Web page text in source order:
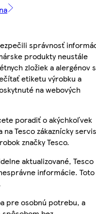
správnosť
produkty neustále
zložiek a alergénov
etiketu výrobku a
na webových
poradiť o akýchkoľvek
Tesco zákaznícky
značky Tesco.
aktualizované, Tesco
informácie. Toto
pre osobnú potrebu, a